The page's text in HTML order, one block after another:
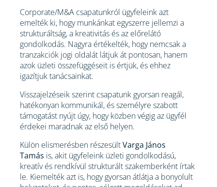
Corporate/M&A csapatunkról ügyfeleink azt
emelték ki, hogy munkánkat egyszerre jellemzi a
strukturáltság, a kreativitás és az előrelátó
gondolkodás. Nagyra értékelték, hogy nemcsak a
tranzakciók jogi oldalát látjuk át pontosan, hanem
azok üzleti összefüggéseit is értjük, és ehhez
igazítjuk tanácsainkat.
Visszajelzéseik szerint csapatunk gyorsan reagál,
hatékonyan kommunikál, és személyre szabott
támogatást nyújt úgy, hogy közben végig az ügyfél
érdekei maradnak az első helyen.
Külön elismerésben részesültVarga János
Tamás is, akit ügyfeleink üzleti gondolkodású,
kreatív és rendkívül strukturált szakemberként írtak
le. Kiemelték azt is, hogy gyorsan átlátja a bonyolult